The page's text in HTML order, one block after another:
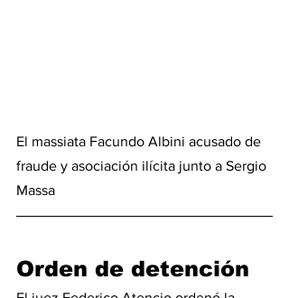
El massiata Facundo Albini acusado de
fraude y asociación ilícita junto a Sergio
Massa
Orden de detención